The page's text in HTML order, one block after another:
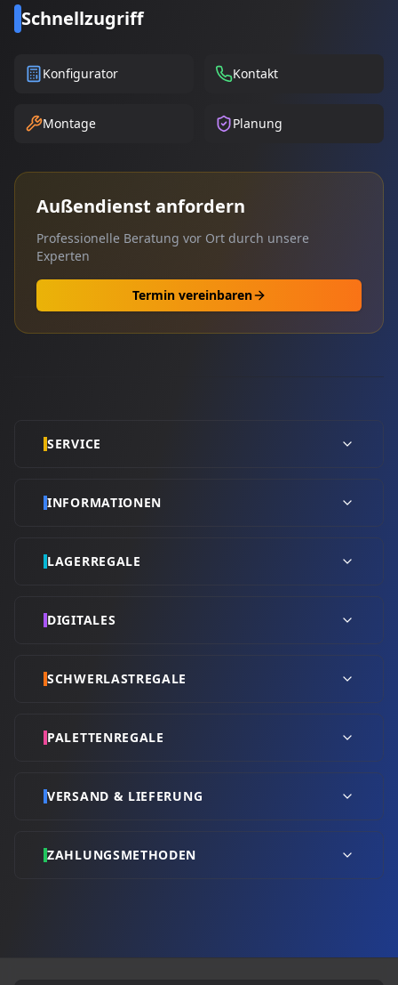
Schnellzugriff
Konfigurator Kontakt
Montage Planung
Außendienst anfordern
Professionelle Beratung vor Ort durch unsere
Experten
Termin vereinbaren
SERVICE
INFORMATIONEN
LAGERREGALE
DIGITALES
SCHWERLASTREGALE
PALETTENREGALE
VERSAND & LIEFERUNG
ZAHLUNGSMETHODEN